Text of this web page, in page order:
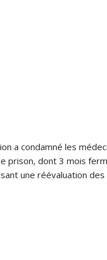
a condamné les
prison, dont 3 mois
une réévaluation des